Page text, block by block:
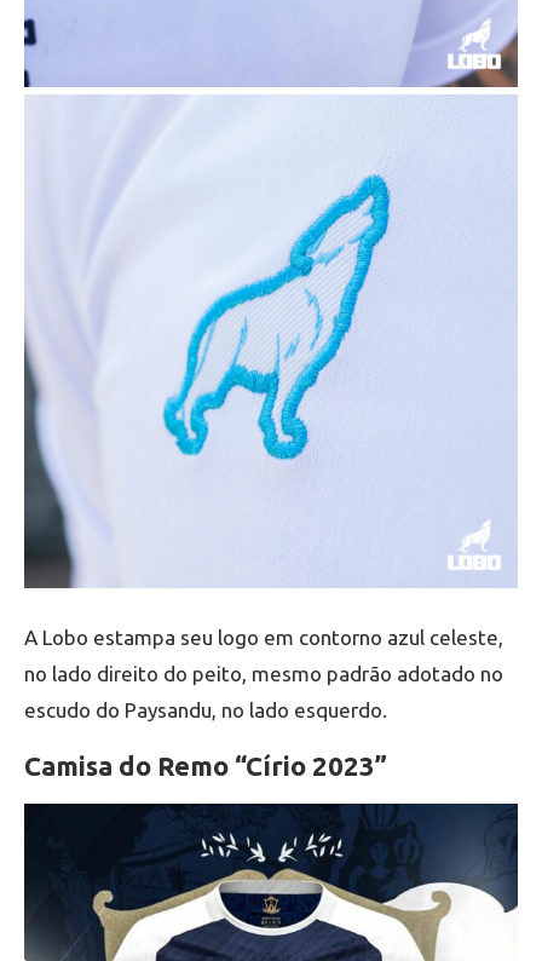
A Lobo estampa seu logo em contorno azul celeste,
no lado direito do peito, mesmo padrão adotado no
escudo do Paysandu, no lado esquerdo.
Camisa do Remo “Círio 2023”